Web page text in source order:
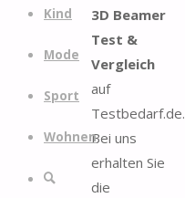
Kind
Mode
Sport
Wohnen
3D Beamer
Test &
Vergleich
auf
Testbedarf.de.
Bei uns
erhalten Sie
die